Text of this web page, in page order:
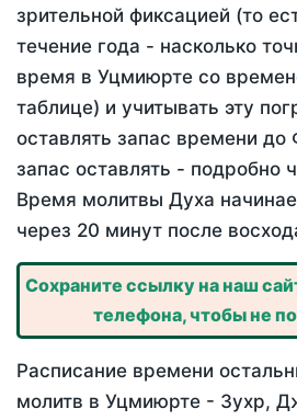
зрительной фиксацией (то
течение года - насколько
время в Уцмиюрте со
таблице) и учитывать эту
оставлять запас времени
запас оставлять - подробно
Время молитвы Духа
через 20 минут после
Сохраните ссылку на наш
телефона, чтобы не
Расписание времени
молитв в Уцмиюрте - Зухр,